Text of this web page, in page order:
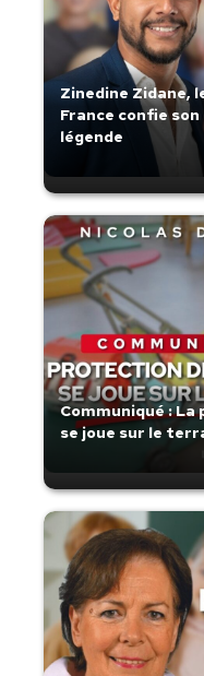
Zinedine Zidane,
France confie
légende
Communiqué :
se joue sur le